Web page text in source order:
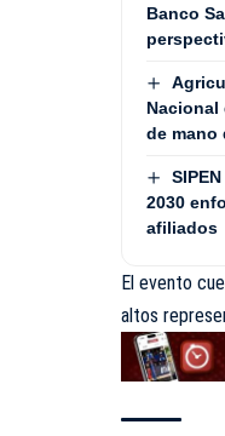
Banco
Nacional
de mano
2030
afiliados
El evento
altos